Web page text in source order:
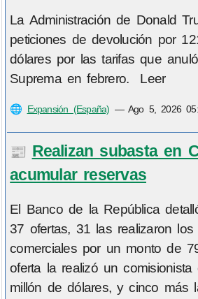
La Administración de Donald
peticiones de devolución por
dólares por las tarifas que
Suprema en febrero. Leer
🌐 Expansión (España) — Ago 5, 2026
📰 Realizan subasta en
acumular reservas
El Banco de la República
37 ofertas, 31 las realizaron los
comerciales por un monto de
oferta la realizó un
millón de dólares, y cinco más